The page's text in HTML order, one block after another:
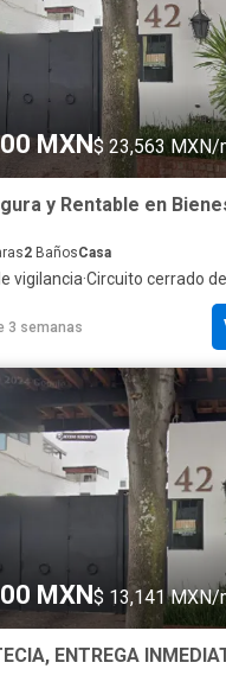
MXN$ 23,563 MXN/
y Rentable en
2 BañosCasa
vigilancia·Circuito cerrado
3 semanas
MXN$ 13,141 MXN/